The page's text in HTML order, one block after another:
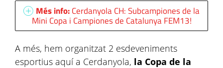
Més info:Cerdanyola CH: Subcampiones de la
Mini Copa i Campiones de Catalunya FEM13!
A més, hem organitzat 2 esdeveniments
esportius aquí a Cerdanyola, la Copa de la